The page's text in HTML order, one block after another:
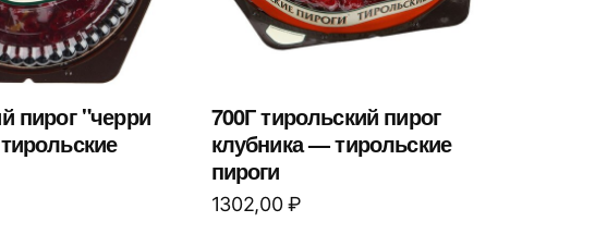
пирог "черри
700Г тирольский пирог
клубника — тирольские
пироги
1302,00₽